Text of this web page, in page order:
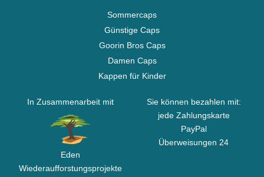
Sommercaps
Günstige Caps
Goorin Bros Caps
Damen Caps
Kappen für Kinder
In Zusammenarbeit mit
Eden
Wiederaufforstungsprojekte
Sie können bezahlen mit:
jede Zahlungskarte
PayPal
Überweisungen 24